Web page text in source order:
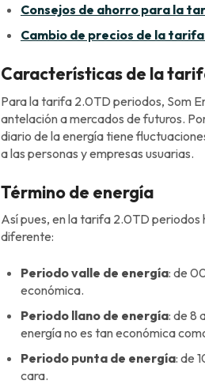
Consejos de ahorro para la
Cambio de precios de la
Características de la
Para la tarifa 2.0TD periodos, Som
antelación a mercados de futuros.
diario de la energía tiene
a las personas y empresas usuarias.
Término de energía
Así pues, en la tarifa 2.0TD periodos
diferente:
Periodo valle de energía: de
económica.
Periodo llano de energía: de 8
energía no es tan económica
Periodo punta de energía: de
cara.